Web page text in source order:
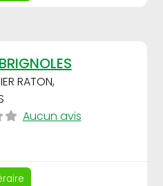
RATON,
Aucun avis